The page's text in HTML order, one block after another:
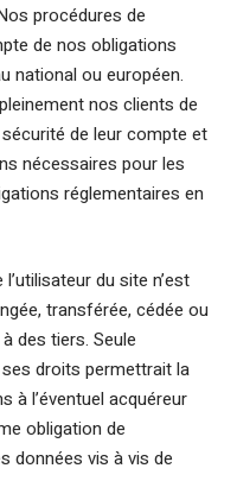
procédures de
de nos obligations
national ou européen.
nos clients de
de leur compte et
nécessaires pour les
réglementaires en
du site n’est
transférée, cédée ou
des tiers. Seule
droits permettrait la
à l’éventuel acquéreur
obligation de
données vis à vis de